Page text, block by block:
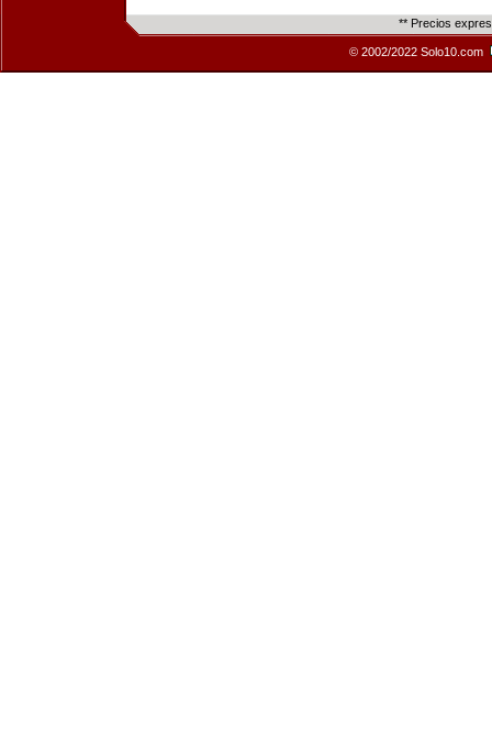
** Precios
© 2002/2022 Solo10.com